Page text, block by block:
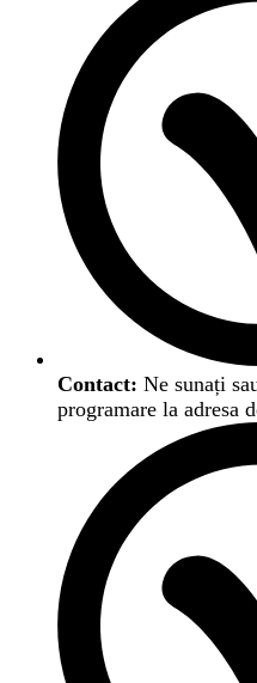
Contact: Ne sunați
programare la adresa